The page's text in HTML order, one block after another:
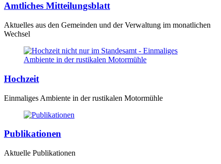
Amtliches Mitteilungsblatt
Aktuelles aus den Gemeinden und der Verwaltung im monatlichen
Wechsel
Hochzeit
Einmaliges Ambiente in der rustikalen Motormühle
Publikationen
Aktuelle Publikationen